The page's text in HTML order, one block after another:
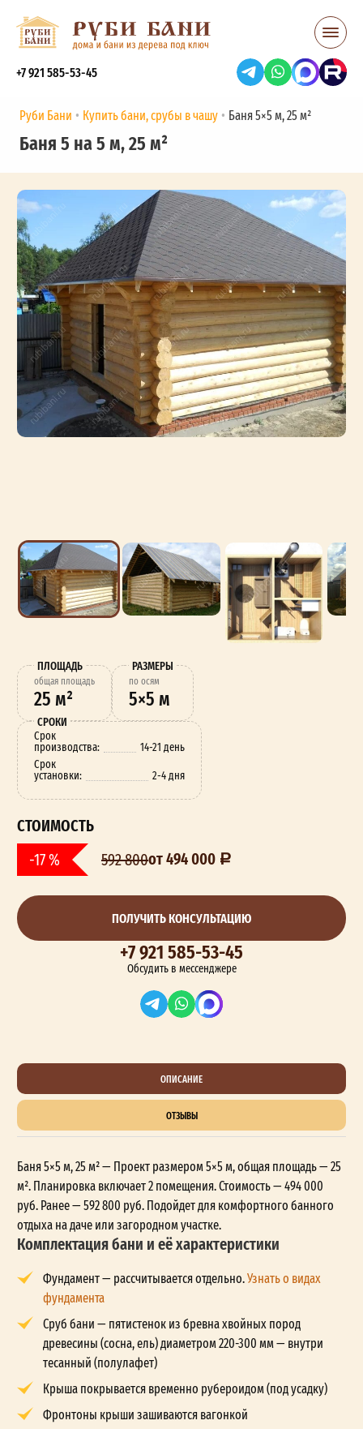
+7 921 585-53-45
Руби Бани Купить бани, срубы в чашу Баня 5×5 м, 25 м²
Баня 5 на 5 м, 25 м²
ПЛОЩАДЬ
oбщая площадь
25 м²
РАЗМЕРЫ
по осям
5×5 м
СРОКИ
Срок
производства:
14-21 день
Срок
установки: 2-4 дня
СТОИМОСТЬ
-17 % 592 800от 494 000
ПОЛУЧИТЬ КОНСУЛЬТАЦИЮ
+7 921 585-53-45
Обсудить в мессенджере
ОПИСАНИЕ
ОТЗЫВЫ
Баня 5×5 м, 25 м² — Проект размером 5×5 м, общая площадь — 25
м². Планировка включает 2 помещения. Стоимость — 494 000
руб. Ранее — 592 800 руб. Подойдет для комфортного банного
отдыха на даче или загородном участке.
Комплектация бани и её характеристики
Фундамент — рассчитывается отдельно.Узнать о видах
фундамента
Сруб бани — пятистенок из бревна хвойных пород
древесины (сосна, ель) диаметром 220-300 мм — внутри
тесанный (полулафет)
Крыша покрывается временно рубероидом (под усадку)
Фронтоны крыши зашиваются вагонкой